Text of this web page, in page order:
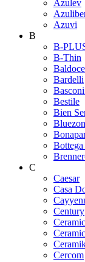
Azulev
Azuvi
B
B-
B-Thin
Bardelli
Bestile
Bien
C
Caesar
Casa
Century
Cercom